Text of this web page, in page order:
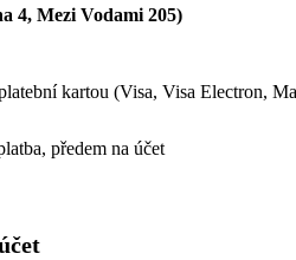
4, Mezi Vodami 205)
kartou (Visa, Visa Electron,
předem na účet